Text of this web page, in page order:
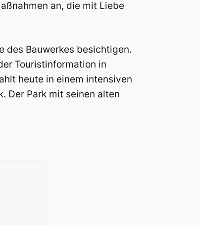
an, die mit Liebe
des Bauwerkes besichtigen.
Touristinformation in
heute in einem intensiven
Der Park mit seinen alten